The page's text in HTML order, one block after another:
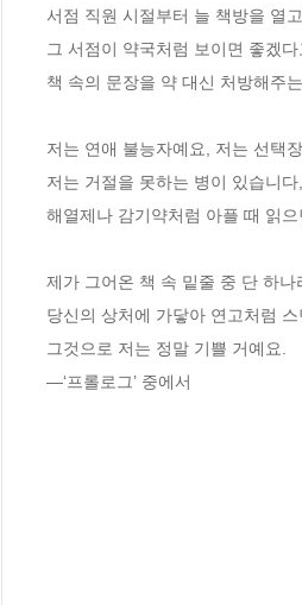
서점 직원 시절부터 늘 책방을 열
그 서점이 약국처럼 보이면 좋겠
책 속의 문장을 약 대신 처방해주
저는 연애 불능자예요, 저는 선택
저는 거절을 못하는 병이 있습니
해열제나 감기약처럼 아플 때 읽
제가 그어온 책 속 밑줄 중 단 하나
당신의 상처에 가닿아 연고처럼 스
그것으로 저는 정말 기쁠 거예요.
―‘프롤로그’ 중에서